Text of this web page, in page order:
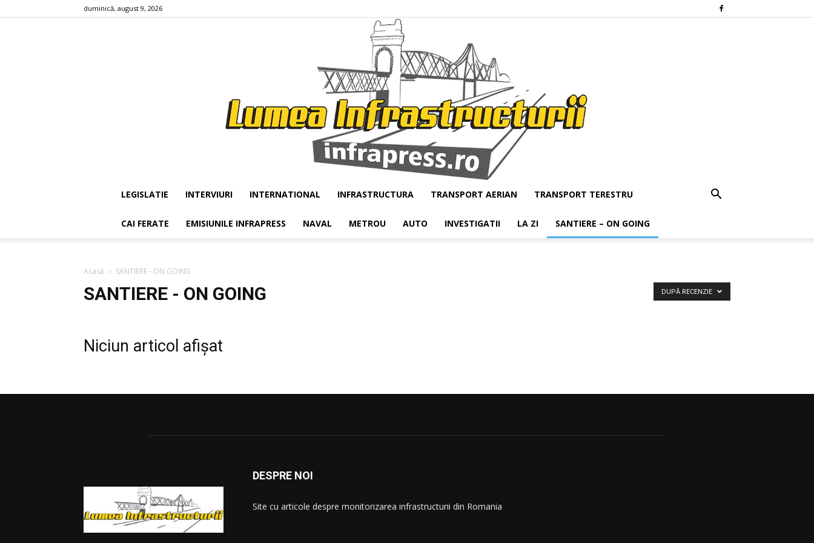
duminică, august 9, 2026
Infrapress
LEGISLATIE INTERVIURI INTERNATIONAL INFRASTRUCTURA TRANSPORT AERIAN TRANSPORT TERESTRU
CAI FERATE EMISIUNILE INFRAPRESS NAVAL METROU AUTO INVESTIGATII LA ZI SANTIERE – ON GOING
Acasă SANTIERE - ON GOING
SANTIERE - ON GOING DUPĂ RECENZIE
Niciun articol afișat
DESPRE NOI
Site cu articole despre monitorizarea infrastructurii din Romania